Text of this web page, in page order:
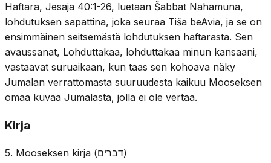
Haftara, Jesaja 40:1-26, luetaan Šabbat Nahamuna,
lohdutuksen sapattina, joka seuraa Tiša beAvia, ja se on
ensimmäinen seitsemästä lohdutuksen haftarasta. Sen
avaussanat, Lohduttakaa, lohduttakaa minun kansaani,
vastaavat suruaikaan, kun taas sen kohoava näky
Jumalan verrattomasta suuruudesta kaikuu Mooseksen
omaa kuvaa Jumalasta, jolla ei ole vertaa.
Kirja
5. Mooseksen kirja (דברים)